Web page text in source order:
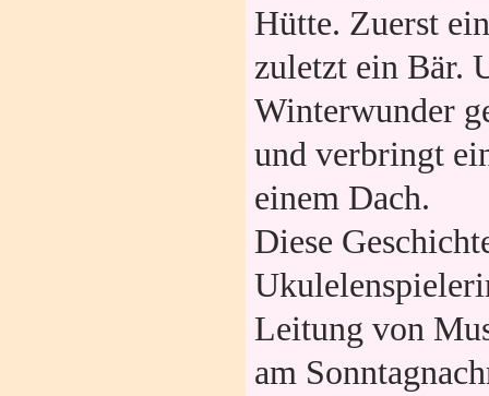
Hütte. Zuerst
zuletzt ein Bär.
Winterwunder
und verbringt
einem Dach.
Diese
Leitung von
am